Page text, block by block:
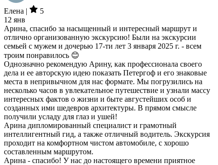
Елена |
5
12 янв
Арина, спасибо за насыщенный и интересный маршрут и
отлично организованную экскурсию! Были на экскурсии
семьей с мужем и дочерью 17-ти лет 3 января 2025 г. - всем
троим понравилось 😊
Однозначно рекомендую Арину, как профессионала своего
дела и ее авторскую идею показать Петергоф и его знаковые
места в непривычном для нас формате. Мы погрузились на
несколько часов в увлекательное путешествие и узнали массу
интересных фактов о жизни и быте августейших особ и
созданных ими шедевров архитектуры. В прямом смысле
получили усладу для глаз и ушей!
Арина дипломированный специалист и грамотный
интеллигентный гид, а также отличный водитель. Экскурсия
проходит на комфортном чистом автомобиле, с хорошо
составленным маршрутом.
Арина - спасибо! У нас до настоящего времени приятное